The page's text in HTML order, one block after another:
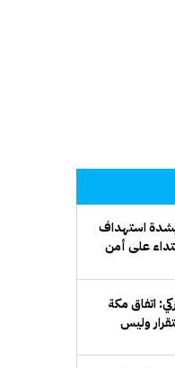
استهداف
على أمن
اتفاق مكة
وليس